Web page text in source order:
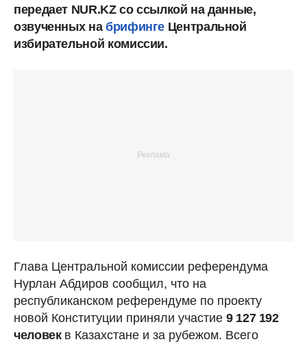
передает NUR.KZ со ссылкой на данные,
озвученных на брифинге Центральной
избирательной комиссии.
Глава Центральной комиссии референдума
Нурлан Абдиров сообщил, что на
республиканском референдуме по проекту
новой Конституции приняли участие 9 127 192
человекв Казахстане и за рубежом. Всего